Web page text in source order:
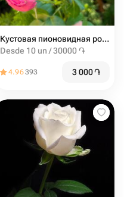
Кустовая пионовидная роза misty bubbles
Desde 10 un / 30000 ֏
4.96393 3 000֏